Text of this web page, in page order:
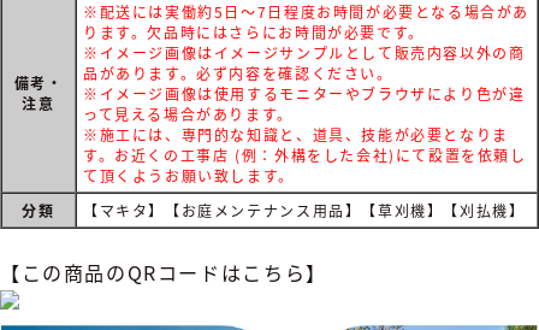
備考・
注意
※配送には実働約5日～7日程度お時間が必要となる場合があ
ります。欠品時にはさらにお時間が必要です。
※イメージ画像はイメージサンプルとして販売内容以外の商
品があります。必ず内容を確認ください。
※イメージ画像は使用するモニターやブラウザにより色が違
って見える場合があります。
※施工には、専門的な知識と、道具、技能が必要となりま
す。お近くの工事店 (例：外構をした会社)にて設置を依頼し
て頂くようお願い致します。
分類
【マキタ】【お庭メンテナンス用品】【草刈機】【刈払機】
【この商品のQRコードはこちら】